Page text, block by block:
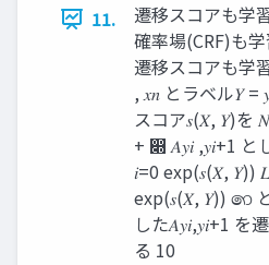
11.
遷移スコアも学
確率場(CRF)も
遷移スコアも学
, 𝑥𝑛 とラベル𝑌 =
スコア𝑠(𝑋, 𝑌)を
+ ෍ 𝐴𝑦𝑖 ,𝑦𝑖+1 と
𝑖=0 exp(𝑠(𝑋,
exp(𝑠(𝑋, 𝑌)) ෨
した𝐴𝑦𝑖,𝑦𝑖+1 を
る 10